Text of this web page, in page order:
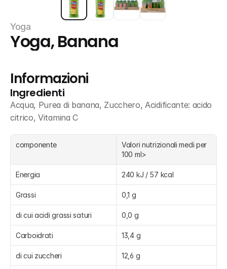
Yoga
Yoga, Banana
Informazioni
Ingredienti
Acqua, Purea di banana, Zucchero, Acidificante: acido
citrico, Vitamina C
componente
Valori nutrizionali medi per
100 ml>
Energia 240 kJ / 57 kcal
Grassi 0,1 g
di cui acidi grassi saturi 0,0 g
Carboidrati 13,4 g
di cui zuccheri 12,6 g